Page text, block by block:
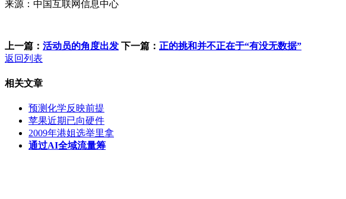
来源：中国互联网信息中心
上一篇： 活动员的角度出发 下一篇： 正的挑和并不正在于“有没无数据”
返回列表
相关文章
预测化学反映前提
苹果近期已向硬件
2009年港姐选举里拿
通过AI全域流量筹